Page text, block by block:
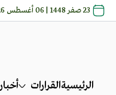
23 صفر 1448 | 06 أغسطس 2026
الرئيسيةالقرارات أخبار